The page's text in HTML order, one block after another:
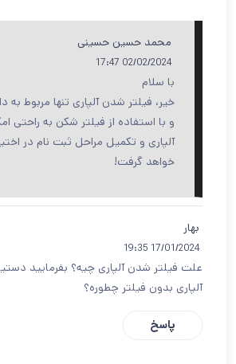
محمد حسین حسینی
02/02/2024 17:47
با سلام
خیر، فیلتر شدن آلپاری تنها مربوط به
و با استفاده از فیلتر شکن به راحتی
آلپاری و تکمیل مراحل ثبت نام در
خواهد گرفت!
بهار
17/01/2024 19:35
علت فیلتر شدن آلپاری چیه؟ بفرمایید
آلپاری بدون فیلتر چطوره؟
پاسخ